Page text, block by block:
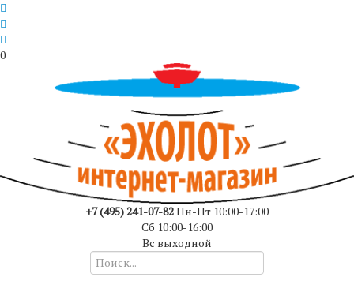
0
+7 (495) 241-07-82Пн-Пт 10:00-17:00
Сб 10:00-16:00
Вс выходной